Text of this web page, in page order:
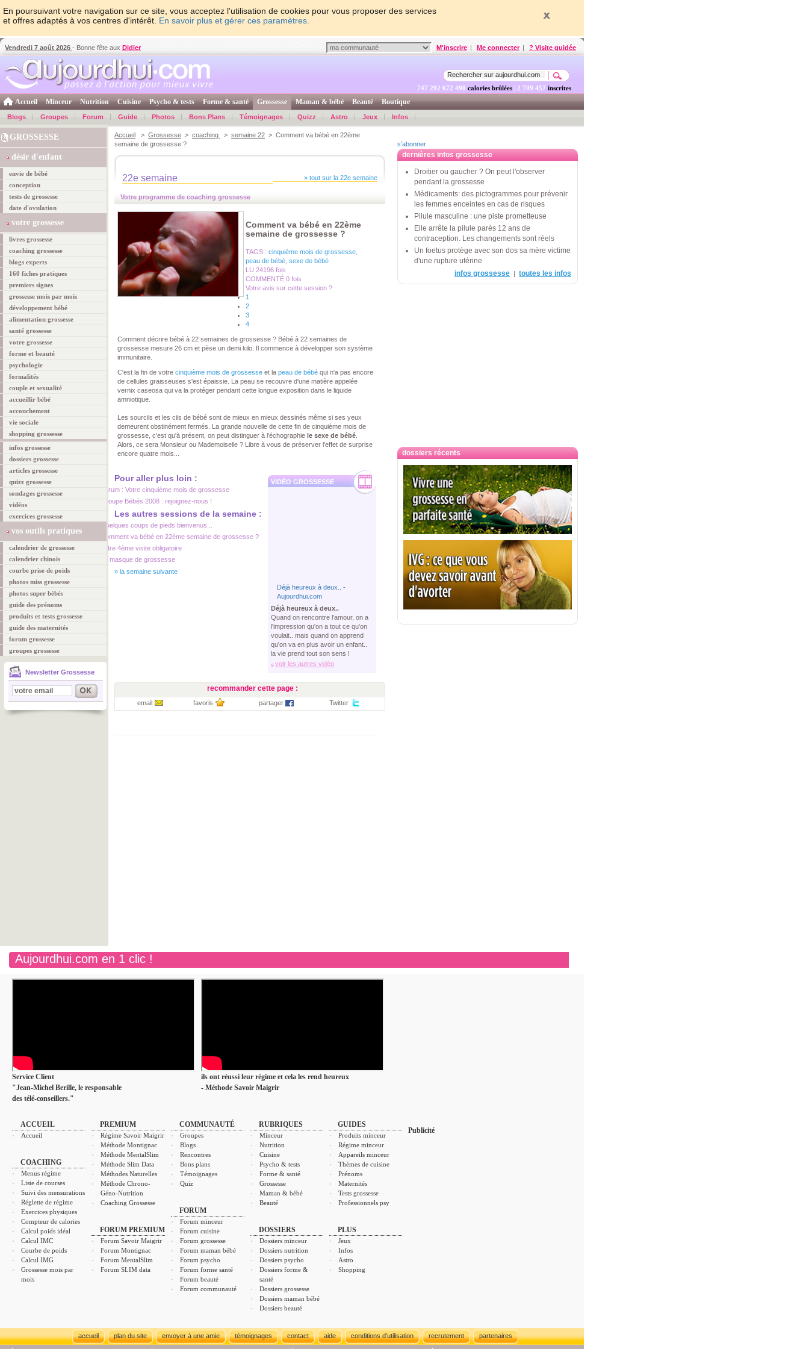
En poursuivant votre navigation sur ce site, vous acceptez l'utilisation de cookies pour vous proposer des services
et offres adaptés à vos centres d'intérêt. En savoir plus et gérer ces paramètres.
Vendredi 7 août 2026 - Bonne fête aux Didier M'inscrire | Me connecter | ? Visite guidée
747 292 673 789 calories brûlées | 2 709 457 inscrites
Accueil Minceur Nutrition Cuisine Psycho & tests Forme & santé Grossesse Maman & bébé Beauté Boutique
Blogs Groupes Forum Guide Photos Bons Plans Témoignages Quizz Astro Jeux Infos
GROSSESSE
désir d'enfant
envie de bébé
conception
tests de grossesse
date d'ovulation
votre grossesse
livres grossesse
coaching grossesse
blogs experts
160 fiches pratiques
premiers signes
grossesse mois par mois
développement bébé
alimentation grossesse
santé grossesse
votre grossesse
forme et beauté
psychologie
formalités
couple et sexualité
accueillir bébé
accouchement
vie sociale
shopping grossesse
infos grossesse
dossiers grossesse
articles grossesse
quizz grossesse
sondages grossesse
vidéos
exercices grossesse
vos outils pratiques
calendrier de grossesse
calendrier chinois
courbe prise de poids
photos miss grossesse
photos super bébés
guide des prénoms
produits et tests grossesse
guide des maternités
forum grossesse
groupes grossesse
Newsletter Grossesse
Accueil > Grossesse > coaching > semaine 22 > Comment va bébé en 22ème
semaine de grossesse ?
22e semaine » tout sur la 22e semaine
Votre programme de coaching grossesse
Comment va bébé en 22ème
semaine de grossesse ?
TAGS : cinquième mois de grossesse
peau de bébé sexe de bébé
LU 24196 fois
COMMENTÉ 0 fois
Votre avis sur cette session ?
1
2
3
4
Comment décrire bébé à 22 semaines de grossesse ? Bébé à 22 semaines de
grossesse mesure 26 cm et pèse un demi kilo. Il commence à développer son système
immunitaire.
C'est la fin de votre cinquième mois de grossesse et la peau de bébé qui n'a pas encore
de cellules graisseuses s'est épaissie. La peau se recouvre d'une matière appelée
vernix caseosa qui va la protéger pendant cette longue exposition dans le liquide
amniotique.
Les sourcils et les cils de bébé sont de mieux en mieux dessinés même si ses yeux
demeurent obstinément fermés. La grande nouvelle de cette fin de cinquième mois de
grossesse, c'est qu'à présent, on peut distinguer à l'échographie le sexe de bébé
Alors, ce sera Monsieur ou Mademoiselle ? Libre à vous de préserver l'effet de surprise
encore quatre mois...
Pour aller plus loin :
Forum : Votre cinquième mois de grossesse
Groupe Bébés 2008 : rejoignez-nous !
Les autres sessions de la semaine :
Quelques coups de pieds bienvenus...
Comment va bébé en 22ème semaine de grossesse ?
Votre 4ème visite obligatoire
Le masque de grossesse
» la semaine suivante
VIDÉO GROSSESSE
Déjà heureux à deux.. -
Aujourdhui.com
Déjà heureux à deux..
Quand on rencontre l'amour, on a
l'impression qu'on a tout ce qu'on
voulait.. mais quand on apprend
qu'on va en plus avoir un enfant..
la vie prend tout son sens !
voir les autres vidéo
recommander cette page :
email favoris partager Twitter
s'abonner
dernières infos grossesse
Droitier ou gaucher ? On peut l'observer
pendant la grossesse
Médicaments: des pictogrammes pour prévenir
les femmes enceintes en cas de risques
Pilule masculine : une piste prometteuse
Elle arrête la pilule parès 12 ans de
contraception. Les changements sont réels
Un foetus protège avec son dos sa mère victime
d'une rupture utérine
infos grossesse | toutes les infos
dossiers récents
Aujourdhui.com en 1 clic !
Service Client
"Jean-Michel Berille, le responsable
des télé-conseillers."
ils ont réussi leur régime et cela les rend heureux
- Méthode Savoir Maigrir
ACCUEIL
Accueil
COACHING
Menus régime
Liste de courses
Suivi des mensurations
Réglette de régime
Exercices physiques
Compteur de calories
Calcul poids idéal
Calcul IMC
Courbe de poids
Calcul IMG
Grossesse mois par
mois
PREMIUM
Régime Savoir Maigrir
Méthode Montignac
Méthode MentalSlim
Méthode Slim Data
Méthodes Naturelles
Méthode Chrono-
Géno-Nutrition
Coaching Grossesse
FORUM PREMIUM
Forum Savoir Maigrir
Forum Montignac
Forum MentalSlim
Forum SLIM data
COMMUNAUTÉ
Groupes
Blogs
Rencontres
Bons plans
Témoignages
Quiz
FORUM
Forum minceur
Forum cuisine
Forum grossesse
Forum maman bébé
Forum psycho
Forum forme santé
Forum beauté
Forum communauté
RUBRIQUES
Minceur
Nutrition
Cuisine
Psycho & tests
Forme & santé
Grossesse
Maman & bébé
Beauté
DOSSIERS
Dossiers minceur
Dossiers nutrition
Dossiers psycho
Dossiers forme &
santé
Dossiers grossesse
Dossiers maman bébé
Dossiers beauté
GUIDES
Produits minceur
Régime minceur
Appareils minceur
Thèmes de cuisine
Prénoms
Maternités
Tests grossesse
Professionnels psy
PLUS
Jeux
Infos
Astro
Shopping
Publicité
accueil plan du site envoyer à une amie témoignages contact aide conditions d'utilisation recrutement partenaires